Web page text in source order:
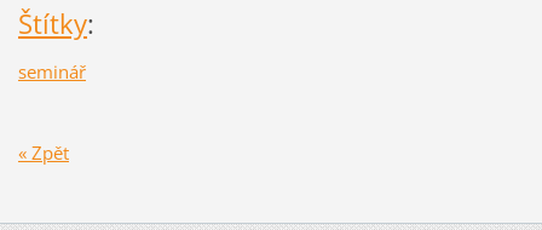
Štítky:
seminář
« Zpět